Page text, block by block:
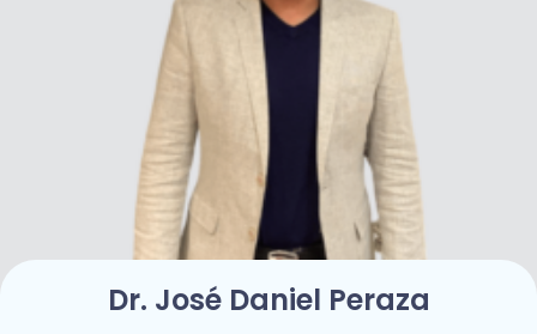
Dr. José Daniel Peraza